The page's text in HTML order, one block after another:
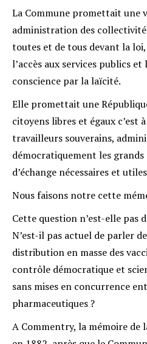
La Commune promettait une
administration des
toutes et de tous devant la
l’accès aux services publics
conscience par la laïcité.
Elle promettait une
citoyens libres et égaux c’est
travailleurs souverains,
démocratiquement les
d’échange nécessaires et
Nous faisons notre cette
Cette question n’est-elle pas
N’est-il pas actuel de parler
distribution en masse des
contrôle démocratique et
sans mises en concurrence
pharmaceutiques ?
A Commentry, la mémoire de